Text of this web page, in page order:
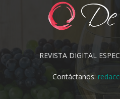
REVISTA DIGITAL
Contáctanos: